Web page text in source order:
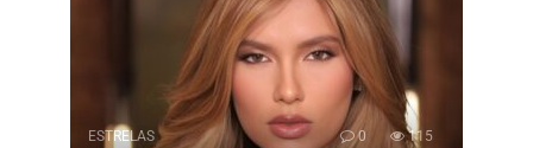
ESTRELAS 0 115